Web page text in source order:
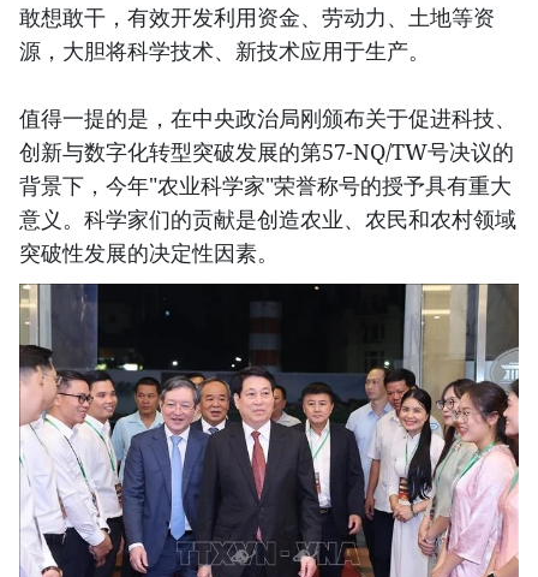
敢想敢干，有效开发利用资金、劳动力、土地等资
源，大胆将科学技术、新技术应用于生产。
值得一提的是，在中央政治局刚颁布关于促进科技、
创新与数字化转型突破发展的第57-NQ/TW号决议的
背景下，今年"农业科学家"荣誉称号的授予具有重大
意义。科学家们的贡献是创造农业、农民和农村领域
突破性发展的决定性因素。